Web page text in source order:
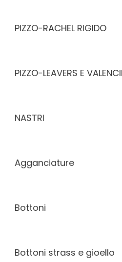
PIZZO-RACHEL RIGIDO
PIZZO-LEAVERS E
NASTRI
Agganciature
Bottoni
Bottoni strass e gioello